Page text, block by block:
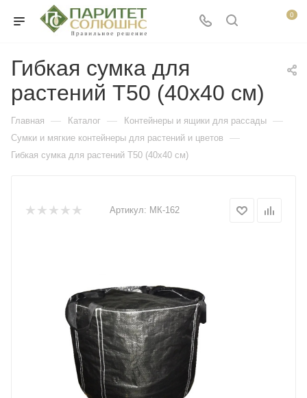
0
Гибкая сумка для
растений Т50 (40х40 см)
Главная — Каталог — Контейнеры и ящики для рассады —
Сумки и мягкие контейнеры для растений и цветов —
Гибкая сумка для растений Т50 (40х40 см)
Артикул: МК-162